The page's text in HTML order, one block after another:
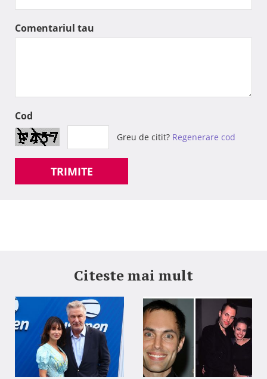
Comentariul tau
Cod
Greu de citit? Regenerare cod
TRIMITE
Citeste mai mult